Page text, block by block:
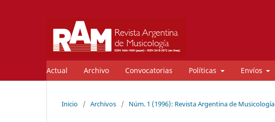
Actual Archivo Convocatorias Políticas Envíos
Inicio / Archivos / Núm. 1 (1996): Revista Argentina de Musicología